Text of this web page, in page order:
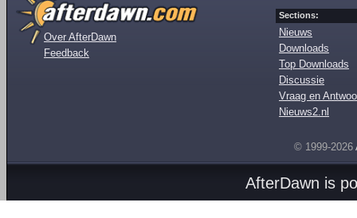
Over AfterDawn
Feedback
Sections:
Nieuws
Downloads
Top Downloads
Discussie
Vraag en
Nieuws2.nl
© 1999-2026
AfterDawn is